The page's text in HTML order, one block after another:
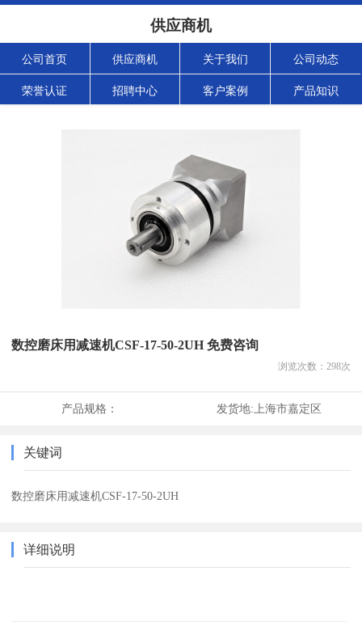
供应商机
公司首页 供应商机 关于我们 公司动态
荣誉认证 招聘中心 客户案例 产品知识
数控磨床用减速机CSF-17-50-2UH 免费咨询
浏览次数： 298次
产品规格： 发货地: 上海市嘉定区
关键词
数控磨床用减速机CSF-17-50-2UH
详细说明